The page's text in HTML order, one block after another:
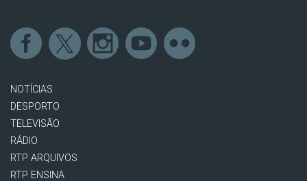
NOTÍCIAS
DESPORTO
TELEVISÃO
RÁDIO
RTP ARQUIVOS
RTP ENSINA